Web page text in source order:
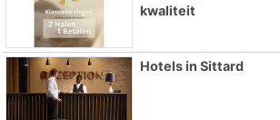
kwaliteit
Hotels in Sittard